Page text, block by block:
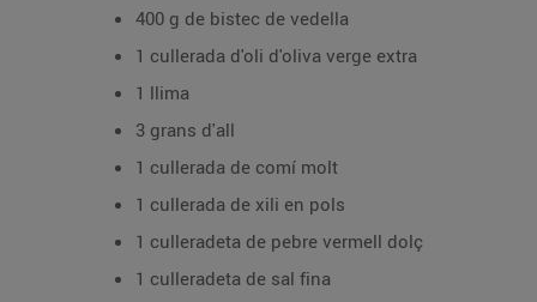
400 g de bistec de vedella
1 cullerada d'oli d'oliva verge extra
1 llima
3 grans d'all
1 cullerada de comí molt
1 cullerada de xili en pols
1 culleradeta de pebre vermell dolç
1 culleradeta de sal fina